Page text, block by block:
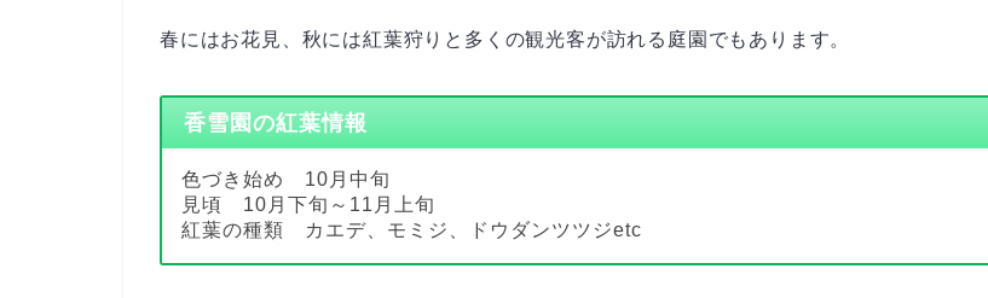
春にはお花見、秋には紅葉狩りと多くの観光客が訪れる庭園でもあります。
香雪園の紅葉情報
色づき始め 10月中旬
見頃 10月下旬～11月上旬
紅葉の種類 カエデ、モミジ、ドウダンツツジetc